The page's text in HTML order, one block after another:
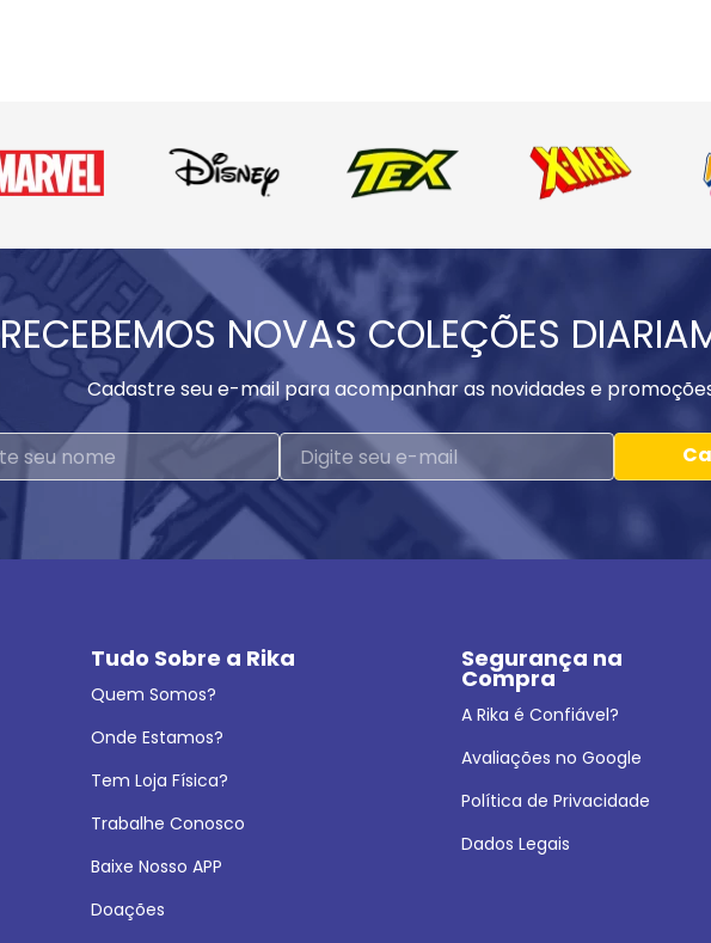
RECEBEMOS NOVAS COLEÇÕES
Cadastre seu e-mail para acompanhar as novidades e
Tudo Sobre a Rika
Quem Somos?
Onde Estamos?
Tem Loja Física?
Trabalhe Conosco
Baixe Nosso APP
Doações
Segurança na
Compra
A Rika é Confiável?
Avaliações no Google
Política de Privacidade
Dados Legais